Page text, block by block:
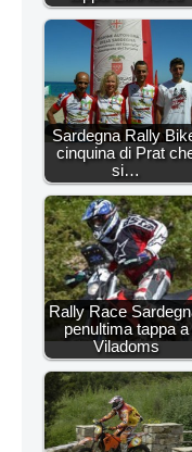
Sardegna Rally
cinquina di Prat
si…
Rally Race
penultima tappa a
Viladoms